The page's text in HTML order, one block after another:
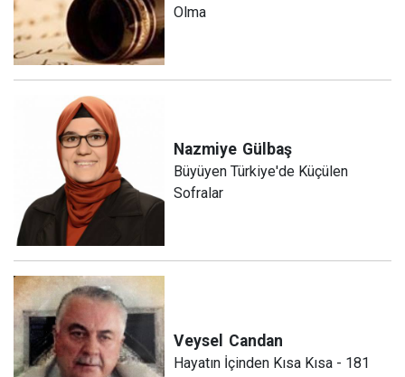
Olma
Nazmiye Gülbaş
Büyüyen Türkiye'de Küçülen
Sofralar
Veysel Candan
Hayatın İçinden Kısa Kısa - 181